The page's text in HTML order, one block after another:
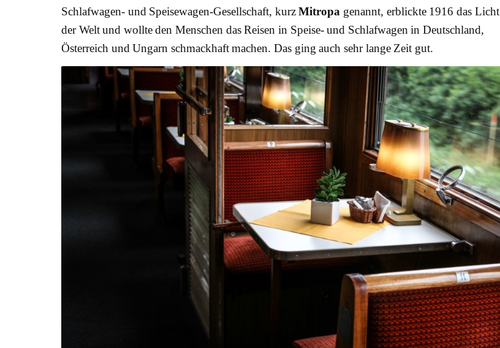
Schlafwagen- und Speisewagen-Gesellschaft, kurzMitropa genannt, erblickte 1916 das Licht
der Welt und wollte den Menschen das Reisen in Speise- und Schlafwagen in Deutschland,
Österreich und Ungarn schmackhaft machen. Das ging auch sehr lange Zeit gut.